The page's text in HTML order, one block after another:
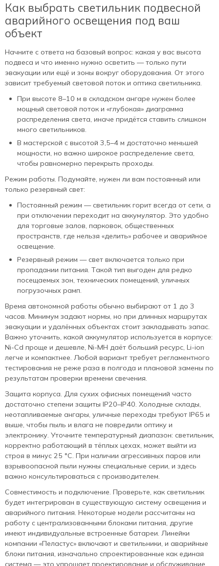
Как выбрать светильник подвесной
аварийного освещения под ваш
объект
Начните с ответа на базовый вопрос: какая у вас высота
подвеса и что именно нужно осветить — только пути
эвакуации или ещё и зоны вокруг оборудования. От этого
зависит требуемый световой поток и оптика светильника.
При высоте 8–10 м в складском ангаре нужен более
мощный световой поток и «глубокая» диаграмма
распределения света, иначе придётся ставить слишком
много светильников.
В мастерской с высотой 3,5–4 м достаточно меньшей
мощности, но важно широкое распределение света,
чтобы равномерно перекрыть проходы.
Режим работы. Подумайте, нужен ли вам постоянный или
только резервный свет:
Постоянный режим — светильник горит всегда от сети, а
при отключении переходит на аккумулятор. Это удобно
для торговые залов, парковок, общественных
пространств, где нельзя «делить» рабочее и аварийное
освещение.
Резервный режим — свет включается только при
пропадании питания. Такой тип выгоден для редко
посещаемых зон, технических помещений, уличных
погрузочных рамп.
Время автономной работы обычно выбирают от 1 до 3
часов. Минимум задают нормы, но при длинных маршрутах
эвакуации и удалённых объектах стоит закладывать запас.
Важно уточнить, какой аккумулятор используется в корпусе:
Ni-Cd проще и дешевле, Ni-MH даёт больший ресурс, Li-ion
легче и компактнее. Любой вариант требует регламентного
тестирования не реже раза в полгода и плановой замены по
результатам проверки времени свечения.
Защита корпуса. Для сухих офисных помещений часто
достаточно степени защиты IP20–IP40. Холодные склады,
неотапливаемые ангары, уличные переходы требуют IP65 и
выше, чтобы пыль и влага не повредили оптику и
электронику. Уточните температурный диапазон: светильник,
корректно работающий в тёплых цехах, может выйти из
строя в минус 25 °C. При наличии агрессивных паров или
взрывоопасной пыли нужны специальные серии, и здесь
важно консультироваться с производителем.
Совместимость и подключение. Проверьте, как светильник
будет интегрирован в существующую систему освещения и
аварийного питания. Некоторые модели рассчитаны на
работу с централизованными блоками питания, другие
имеют индивидуальные встроенные батареи. Линейки
компании «Пеластус» включают и светильники, и аварийные
блоки питания, изначально спроектированные как единая
система — это упрощает проектирование и обслуживание.